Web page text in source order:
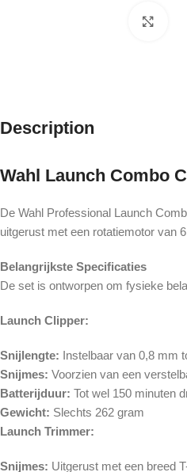
Description
Wahl Launch Combo
De Wahl Professional Launch
uitgerust met een rotatiemotor van
Belangrijkste Specificaties
De set is ontworpen om fysieke
Launch Clipper:
Snijlengte: Instelbaar van 0,8 mm
Snijmes: Voorzien van een
Batterijduur: Tot wel 150 minuten
Gewicht: Slechts 262 gram
Launch Trimmer:
Snijmes: Uitgerust met een breed